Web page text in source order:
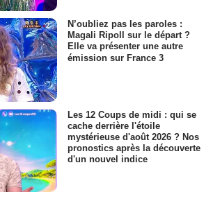
N’oubliez pas les paroles :
Magali Ripoll sur le départ ?
Elle va présenter une autre
émission sur France 3
Les 12 Coups de midi : qui se
cache derrière l'étoile
mystérieuse d'août 2026 ? Nos
pronostics après la découverte
d'un nouvel indice